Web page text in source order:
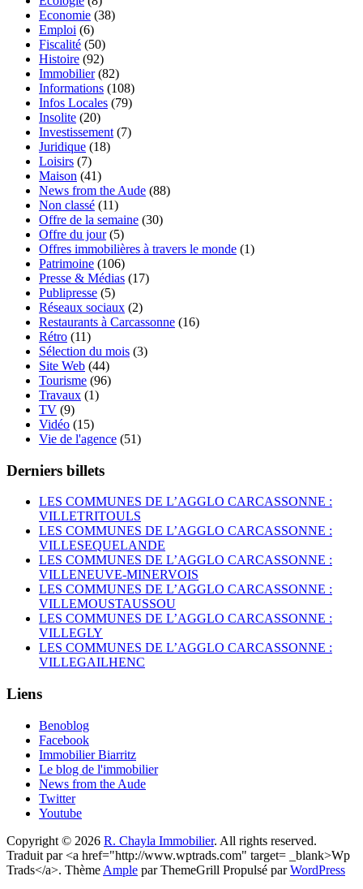
Economie (38)
Emploi (6)
Fiscalité (50)
Histoire (92)
Immobilier(82)
Informations (108)
Infos Locales (79)
Insolite (20)
Investissement (7)
Juridique (18)
Loisirs (7)
Maison (41)
News from the Aude (88)
Non classé (11)
Offre de la semaine (30)
Offre du jour(5)
Offres immobilières à travers le monde (1)
Patrimoine (106)
Presse & Médias (17)
Publipresse (5)
Réseaux sociaux (2)
Restaurants à Carcassonne (16)
Rétro (11)
Sélection du mois (3)
Site Web (44)
Tourisme (96)
Travaux (1)
TV (9)
Vidéo (15)
Vie de l'agence (51)
Derniers billets
LES COMMUNES DE L’AGGLO CARCASSONNE :
VILLETRITOULS
LES COMMUNES DE L’AGGLO CARCASSONNE :
VILLESEQUELANDE
LES COMMUNES DE L’AGGLO CARCASSONNE :
VILLENEUVE-MINERVOIS
LES COMMUNES DE L’AGGLO CARCASSONNE :
VILLEMOUSTAUSSOU
LES COMMUNES DE L’AGGLO CARCASSONNE :
VILLEGLY
LES COMMUNES DE L’AGGLO CARCASSONNE :
VILLEGAILHENC
Liens
Benoblog
Facebook
Immobilier Biarritz
Le blog de l'immobilier
News from the Aude
Twitter
Youtube
Copyright © 2026 R. Chayla Immobilier. All rights reserved.
Traduit par <a href="http://www.wptrads.com" target= _blank>Wp
Trads</a>. Thème Ample par ThemeGrill Propulsé parWordPress